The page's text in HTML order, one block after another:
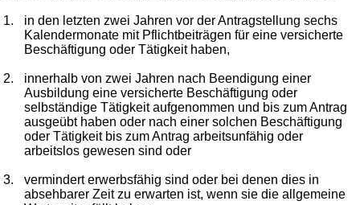
1.
in den letzten zwei Jahren vor der Antragstellung sechs
Kalendermonate mit Pflichtbeiträgen für eine versicherte
Beschäftigung oder Tätigkeit haben,
2.
innerhalb von zwei Jahren nach Beendigung einer
Ausbildung eine versicherte Beschäftigung oder
selbständige Tätigkeit aufgenommen und bis zum Antrag
ausgeübt haben oder nach einer solchen Beschäftigung
oder Tätigkeit bis zum Antrag arbeitsunfähig oder
arbeitslos gewesen sind oder
3.
vermindert erwerbsfähig sind oder bei denen dies in
absehbarer Zeit zu erwarten ist, wenn sie die allgemeine